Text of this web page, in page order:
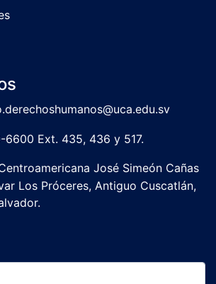
6600 Ext. 435, 436 y 517.
José Simeón Cañas
Los Próceres, Antiguo Cuscatlán,
El Salvador.